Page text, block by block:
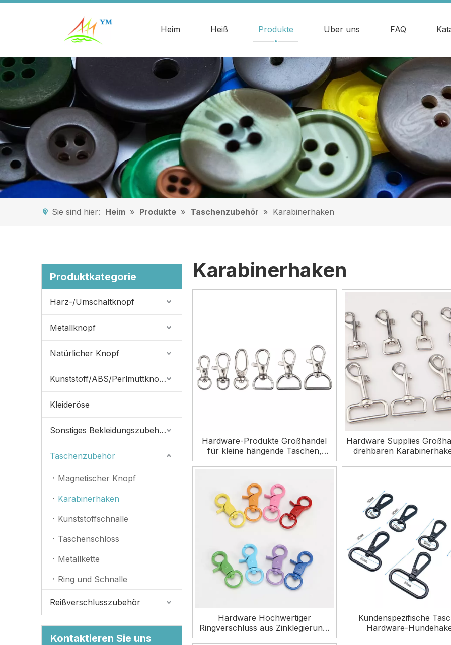
Heim Heiß Produkte Über uns FAQ
Sie sind hier: Heim » Produkte » Taschenzubehör » Karabinerhaken
Produktkategorie
Harz-/Umschaltknopf
Metallknopf
Natürlicher Knopf
Kunststoff/ABS/Perlmuttknopf
Kleideröse
Sonstiges Bekleidungszubehör
Taschenzubehör
Magnetischer Knopf
Karabinerhaken
Kunststoffschnalle
Taschenschloss
Metallkette
Ring und Schnalle
Reißverschlusszubehör
Kontaktieren Sie uns
Karabinerhaken
Hardware-Produkte Großhandel
für kleine hängende Taschen,
drehbarer, drehbarer
Taschenzubehör
Hardware Supplies
drehbaren
Metall und
Hardware Hochwertiger
Ringverschluss aus Zinklegierung,
bunter drehbarer Karabinerhaken
Kundenspezifische
Hardware-